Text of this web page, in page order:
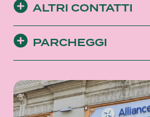
ALTRI CONTATTI
PARCHEGGI